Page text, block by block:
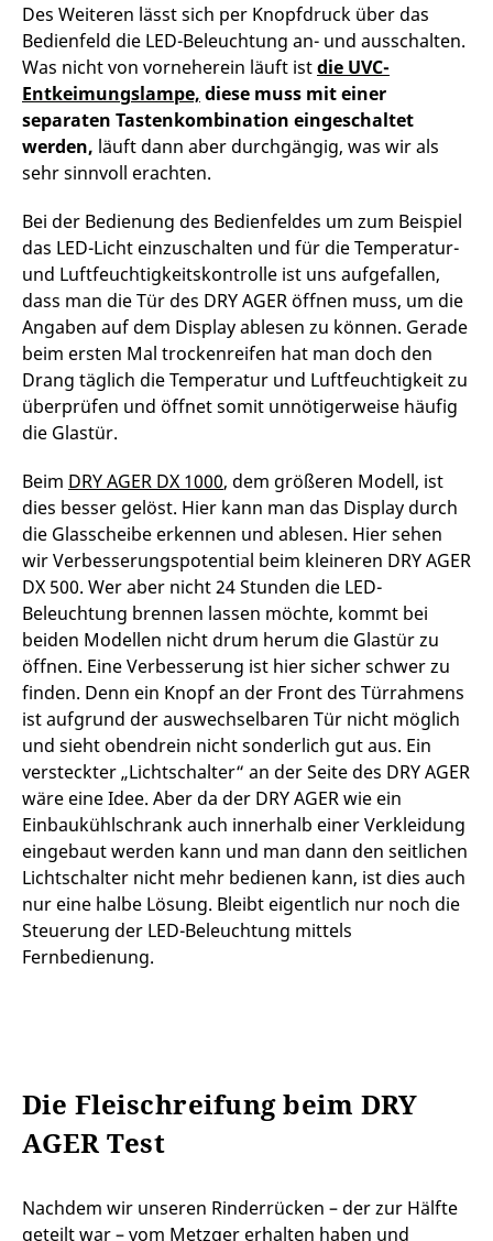
Des Weiteren lässt sich per Knopfdruck über das
Bedienfeld die LED-Beleuchtung an- und ausschalten.
Was nicht von vorneherein läuft istdie UVC-
Entkeimungslampe, diese muss mit einer
separaten Tastenkombination eingeschaltet
werden, läuft dann aber durchgängig, was wir als
sehr sinnvoll erachten.
Bei der Bedienung des Bedienfeldes um zum Beispiel
das LED-Licht einzuschalten und für die Temperatur-
und Luftfeuchtigkeitskontrolle ist uns aufgefallen,
dass man die Tür des DRY AGER öffnen muss, um die
Angaben auf dem Display ablesen zu können. Gerade
beim ersten Mal trockenreifen hat man doch den
Drang täglich die Temperatur und Luftfeuchtigkeit zu
überprüfen und öffnet somit unnötigerweise häufig
die Glastür.
Beim DRY AGER DX 1000, dem größeren Modell, ist
dies besser gelöst. Hier kann man das Display durch
die Glasscheibe erkennen und ablesen. Hier sehen
wir Verbesserungspotential beim kleineren DRY AGER
DX 500. Wer aber nicht 24 Stunden die LED-
Beleuchtung brennen lassen möchte, kommt bei
beiden Modellen nicht drum herum die Glastür zu
öffnen. Eine Verbesserung ist hier sicher schwer zu
finden. Denn ein Knopf an der Front des Türrahmens
ist aufgrund der auswechselbaren Tür nicht möglich
und sieht obendrein nicht sonderlich gut aus. Ein
versteckter „Lichtschalter“ an der Seite des DRY AGER
wäre eine Idee. Aber da der DRY AGER wie ein
Einbaukühlschrank auch innerhalb einer Verkleidung
eingebaut werden kann und man dann den seitlichen
Lichtschalter nicht mehr bedienen kann, ist dies auch
nur eine halbe Lösung. Bleibt eigentlich nur noch die
Steuerung der LED-Beleuchtung mittels
Fernbedienung.
Die Fleischreifung beim DRY
AGER Test
Nachdem wir unseren Rinderrücken – der zur Hälfte
geteilt war – vom Metzger erhalten haben und